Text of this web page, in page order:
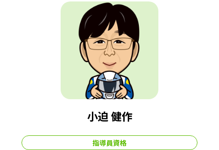
小迫 健作
指導員資格